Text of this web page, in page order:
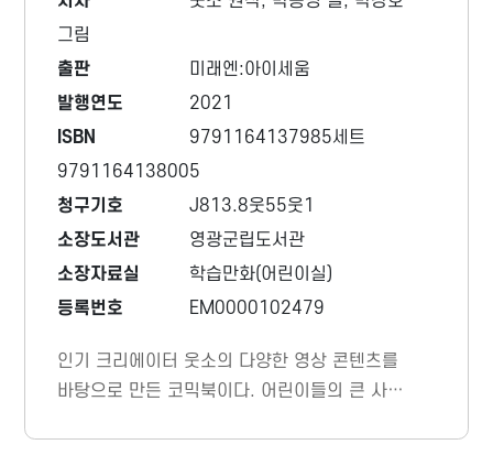
그림
출판
미래엔:아이세움
발행연도
2021
ISBN
9791164137985세트
9791164138005
청구기호
J813.8웃55웃1
소장도서관
영광군립도서관
소장자료실
학습만화(어린이실)
등록번호
EM0000102479
인기 크리에이터 웃소의 다양한 영상 콘텐츠를
바탕으로 만든 코믹북이다. 어린이들의 큰 사랑